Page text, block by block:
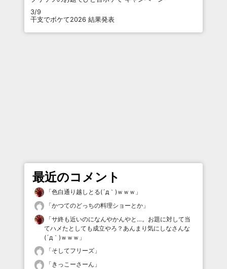
3/9
干支でボケて2026 結果発表
最近のコメント
「色白通り越しとる(´д｀)ｗｗｗ 」
「かつてのどっちの料理ショーとか 」
「サ終も近いのになんやかんやと…。お題に対して当
てハメたとしても成立やろ？あんまり気にしなさんな
(´д｀)ｗｗｗ 」
「そしてフリーズ 」
「 きっこーさーん 」